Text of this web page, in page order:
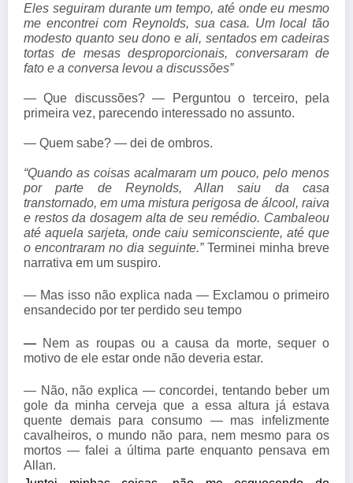
Eles seguiram durante um tempo, até onde eu mesmo
me encontrei com Reynolds, sua casa. Um local tão
modesto quanto seu dono e ali, sentados em cadeiras
tortas de mesas desproporcionais, conversaram de
fato e a conversa levou a discussões”
— Que discussões? — Perguntou o terceiro, pela
primeira vez, parecendo interessado no assunto.
— Quem sabe? — dei de ombros.
“Quando as coisas acalmaram um pouco, pelo menos
por parte de Reynolds, Allan saiu da casa
transtornado, em uma mistura perigosa de álcool, raiva
e restos da dosagem alta de seu remédio. Cambaleou
até aquela sarjeta, onde caiu semiconsciente, até que
o encontraram no dia seguinte.” Terminei minha breve
narrativa em um suspiro.
— Mas isso não explica nada — Exclamou o primeiro
ensandecido por ter perdido seu tempo
— Nem as roupas ou a causa da morte, sequer o
motivo de ele estar onde não deveria estar.
— Não, não explica — concordei, tentando beber um
gole da minha cerveja que a essa altura já estava
quente demais para consumo — mas infelizmente
cavalheiros, o mundo não para, nem mesmo para os
mortos — falei a última parte enquanto pensava em
Allan.